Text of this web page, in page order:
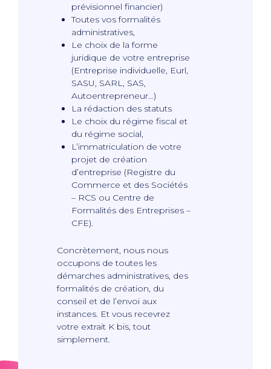
prévisionnel financier)
Toutes vos formalités
administratives,
Le choix de la forme
juridique de votre entreprise
(Entreprise individuelle, Eurl,
SASU, SARL, SAS,
Autoentrepreneur…)
La rédaction des statuts
Le choix du régime fiscal et
du régime social,
L’immatriculation de votre
projet de création
d’entreprise (Registre du
Commerce et des Sociétés
– RCS ou Centre de
Formalités des Entreprises –
CFE).
Concrètement, nous nous
occupons de toutes les
démarches administratives, des
formalités de création, du
conseil et de l’envoi aux
instances. Et vous recevrez
votre extrait K bis, tout
simplement.